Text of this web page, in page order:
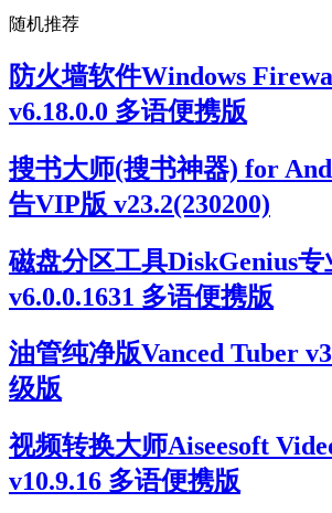
随机推荐
防火墙软件Windows
v6.18.0.0 多语便携版
搜书大师(搜书神器) for
告VIP版 v23.2(230200)
磁盘分区工具DiskGenius专
v6.0.0.1631 多语便携版
油管纯净版Vanced Tuber
级版
视频转换大师Aiseesoft
v10.9.16 多语便携版